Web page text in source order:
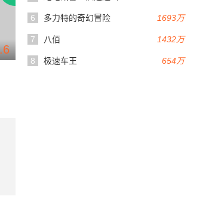
1693万
6 多力特的奇幻冒险
1432万
7 八佰
654万
8 极速车王